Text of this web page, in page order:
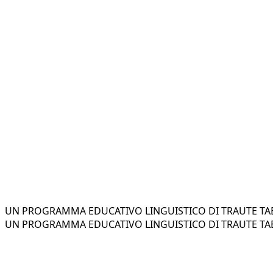
UN PROGRAMMA EDUCATIVO LINGUISTICO DI TRAUTE
UN PROGRAMMA EDUCATIVO LINGUISTICO DI TRAUTE